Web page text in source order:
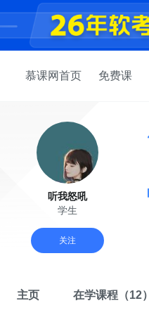
慕课网首页 免费课
听我怒吼
学生
关注
主页 在学课程 （12）